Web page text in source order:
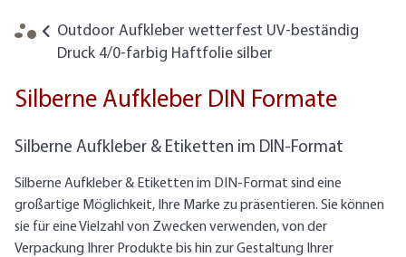
Outdoor Aufkleber wetterfest UV-beständig
Druck 4/0-farbig Haftfolie silber
Silberne Aufkleber DIN Formate
Silberne Aufkleber & Etiketten im DIN-Format
Silberne Aufkleber & Etiketten im DIN-Format sind eine
großartige Möglichkeit, Ihre Marke zu präsentieren. Sie können
sie für eine Vielzahl von Zwecken verwenden, von der
Verpackung Ihrer Produkte bis hin zur Gestaltung Ihrer